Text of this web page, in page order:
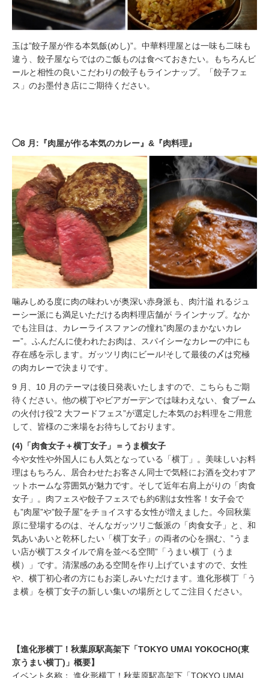
玉は”餃子屋が作る本気飯(めし)”。中華料理屋とは一味も二味も
違う、餃子屋ならではのご飯ものは食べておきたい。もちろんビ
ールと相性の良いこだわりの餃子もラインナップ。「餃子フェ
ス」のお墨付き店にご期待ください。
◯8 月:『肉屋が作る本気のカレー』&『肉料理』
噛みしめる度に肉の味わいが奥深い赤身派も、肉汁溢 れるジュ
ーシー派にも満足いただける肉料理店舗が ラインナップ。なか
でも注目は、カレーライスファンの憧れ”肉屋のまかないカレ
ー”。ふんだんに使われたお肉は、スパイシーなカレーの中にも
存在感を示します。ガッツリ肉にビール!そして最後の〆は究極
の肉カレーで決まりです。
9 月、10 月のテーマは後日発表いたしますので、こちらもご期
待ください。他の横丁やビアガーデンでは味わえない、食ブーム
の火付け役”2 大フードフェス”が選定した本気のお料理をご用意
して、皆様のご来場をお待ちしております。
(4)「肉食女子＋横丁女子」＝うま横女子
今や女性や外国人にも人気となっている「横丁」。美味しいお料
理はもちろん、居合わせたお客さん同士で気軽にお酒を交わすア
ットホームな雰囲気が魅力です。そして近年右肩上がりの「肉食
女子」。肉フェスや餃子フェスでも約6割は女性客！女子会で
も”肉屋”や”餃子屋”をチョイスする女性が増えました。今回秋葉
原に登場するのは、そんなガッツリご飯派の「肉食女子」と、和
気あいあいと乾杯したい「横丁女子」の両者の心を掴む、”うま
い店が横丁スタイルで肩を並べる空間”「うまい横丁（うま
横）」です。清潔感のある空間を作り上げていますので、女性
や、横丁初心者の方にもお楽しみいただけます。進化形横丁「う
ま横」を横丁女子の新しい集いの場所としてご注目ください。
【進化形横丁！秋葉原駅高架下「TOKYO UMAI YOKOCHO(東
京うまい横丁)」概要】
イベント名称： 進化形横丁！秋葉原駅高架下「TOKYO UMAI